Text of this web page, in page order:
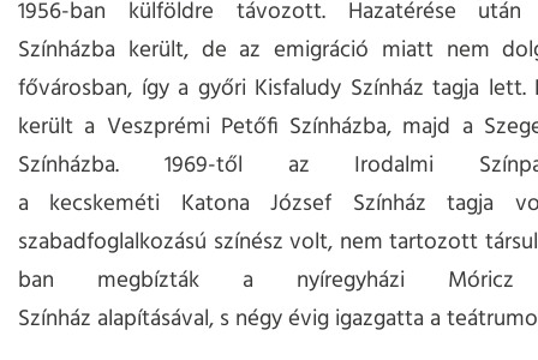
1956-ban külföldre távozott. Hazatérése
Színházba került, de az emigráció miatt nem
fővárosban, így a győri Kisfaludy Színház tagja
került a Veszprémi Petőfi Színházba, majd a
Színházba. 1969-től az Irodalmi
a kecskeméti Katona József Színház tagja
szabadfoglalkozású színész volt, nem tartozott
ban megbízták a nyíregyházi Móricz
Színház alapításával, s négy évig igazgatta a